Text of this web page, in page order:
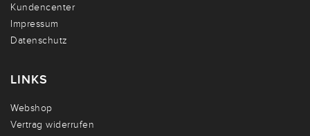
Kundencenter
Impressum
Datenschutz
LINKS
Webshop
Vertrag widerrufen